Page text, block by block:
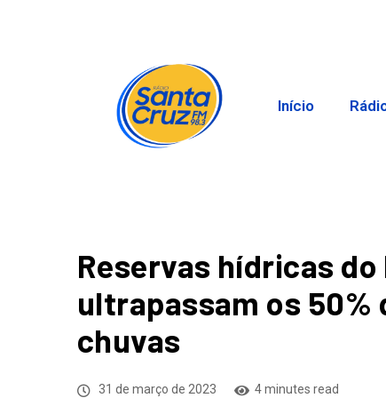
Início
Reservas hídricas
ultrapassam os 50%
chuvas
31 de março de 2023 4 minutes read